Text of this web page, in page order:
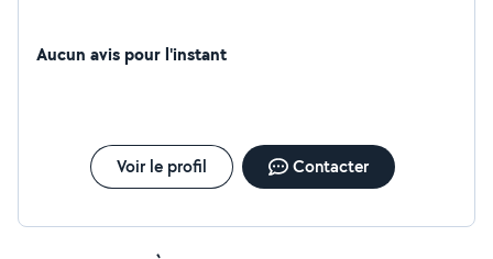
Aucun avis pour l'instant
Voir le profil Contacter